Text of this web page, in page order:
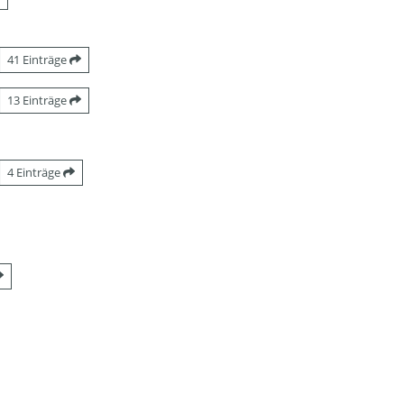
41 Einträge
13 Einträge
4 Einträge